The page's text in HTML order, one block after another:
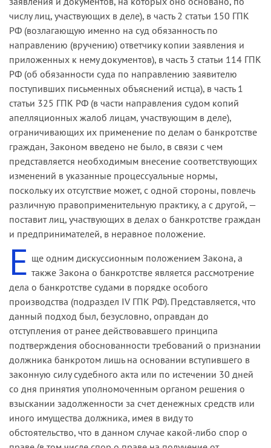
числу лиц, участвующих в деле), в часть 2 статьи 150 ГПК
РФ (возлагающую именно на суд обязанность по
направлению (вручению) ответчику копии заявления и
приложенных к нему документов), в часть 3 статьи 114 ГПК
РФ (об обязанности суда по направлению заявителю
поступивших письменных объяснений истца), в часть 1
статьи 325 ГПК РФ (в части направления судом копий
апелляционных жалоб лицам, участвующим в деле),
ограничивающих их применение по делам о банкротстве
граждан, Законом введено не было, в связи с чем
представляется необходимым внесение соответствующих
изменений в указанные процессуальные нормы,
поскольку их отсутствие может, с одной стороны, повлечь
различную правоприменительную практику, а с другой, —
поставит лиц, участвующих в делах о банкротстве граждан
и предпринимателей, в неравное положение.
Е ще одним дискуссионным положением Закона, а
также Закона о банкротстве является рассмотрение
дела о банкротстве судами в порядке особого
производства (подраздел IV ГПК РФ). Представляется, что
данный подход был, безусловно, оправдан до
отступления от ранее действовавшего принципа
подтверждения обоснованности требований о признании
должника банкротом лишь на основании вступившего в
законную силу судебного акта или по истечении 30 дней
со дня принятия уполномоченным органом решения о
взыскании задолженности за счет денежных средств или
иного имущества должника, имея в виду то
обстоятельство, что в данном случае какой-либо спор о